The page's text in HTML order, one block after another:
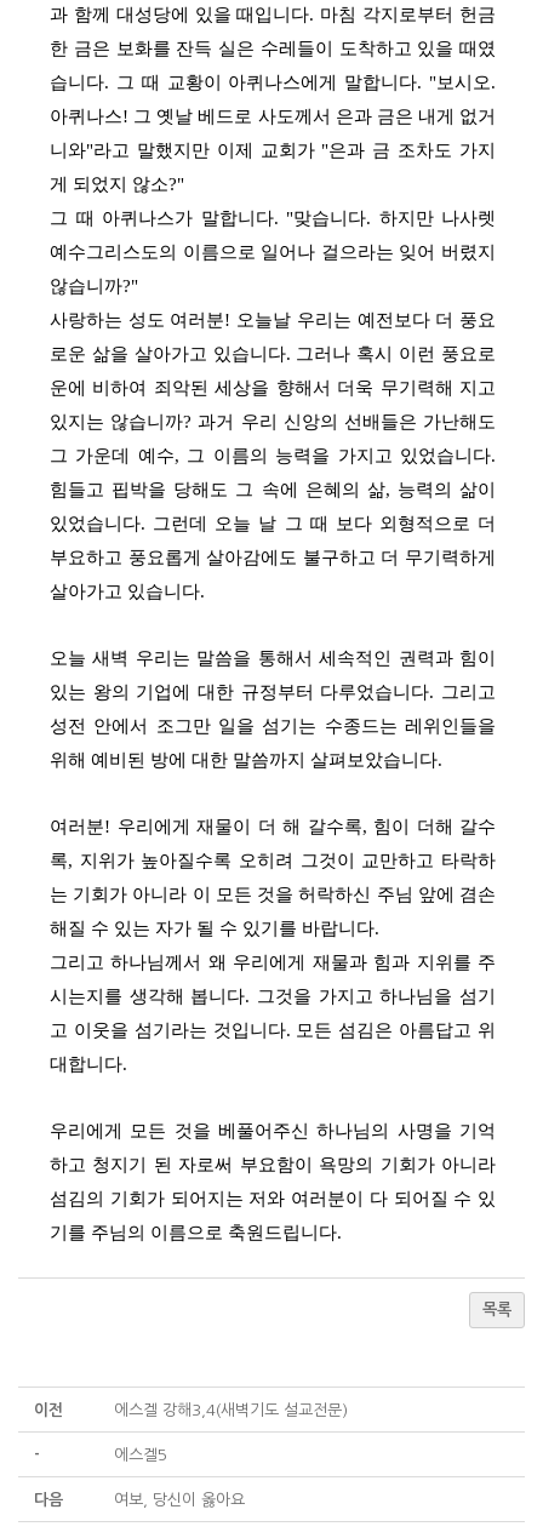
과 함께 대성당에 있을 때입니다. 마침 각지로부터 헌금
한 금은 보화를 잔득 실은 수레들이 도착하고 있을 때였
습니다. 그 때 교황이 아퀴나스에게 말합니다. "보시오.
아퀴나스! 그 옛날 베드로 사도께서 은과 금은 내게 없거
니와"라고 말했지만 이제 교회가 "은과 금 조차도 가지
게 되었지 않소?"
그 때 아퀴나스가 말합니다. "맞습니다. 하지만 나사렛
예수그리스도의 이름으로 일어나 걸으라는 잊어 버렸지
않습니까?"
사랑하는 성도 여러분! 오늘날 우리는 예전보다 더 풍요
로운 삶을 살아가고 있습니다. 그러나 혹시 이런 풍요로
운에 비하여 죄악된 세상을 향해서 더욱 무기력해 지고
있지는 않습니까? 과거 우리 신앙의 선배들은 가난해도
그 가운데 예수, 그 이름의 능력을 가지고 있었습니다.
힘들고 핍박을 당해도 그 속에 은혜의 삶, 능력의 삶이
있었습니다. 그런데 오늘 날 그 때 보다 외형적으로 더
부요하고 풍요롭게 살아감에도 불구하고 더 무기력하게
살아가고 있습니다.
오늘 새벽 우리는 말씀을 통해서 세속적인 권력과 힘이
있는 왕의 기업에 대한 규정부터 다루었습니다. 그리고
성전 안에서 조그만 일을 섬기는 수종드는 레위인들을
위해 예비된 방에 대한 말씀까지 살펴보았습니다.
여러분! 우리에게 재물이 더 해 갈수록, 힘이 더해 갈수
록, 지위가 높아질수록 오히려 그것이 교만하고 타락하
는 기회가 아니라 이 모든 것을 허락하신 주님 앞에 겸손
해질 수 있는 자가 될 수 있기를 바랍니다.
그리고 하나님께서 왜 우리에게 재물과 힘과 지위를 주
시는지를 생각해 봅니다. 그것을 가지고 하나님을 섬기
고 이웃을 섬기라는 것입니다. 모든 섬김은 아름답고 위
대합니다.
우리에게 모든 것을 베풀어주신 하나님의 사명을 기억
하고 청지기 된 자로써 부요함이 욕망의 기회가 아니라
섬김의 기회가 되어지는 저와 여러분이 다 되어질 수 있
기를 주님의 이름으로 축원드립니다.
목록
이전 에스겔 강해3,4(새벽기도 설교전문)
- 에스겔5
다음 여보, 당신이 옳아요